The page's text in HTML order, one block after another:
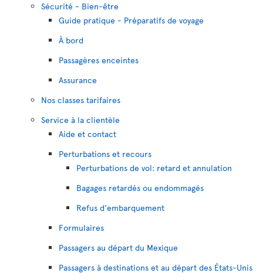
Sécurité - Bien-être
Guide pratique - Préparatifs de voyage
À bord
Passagères enceintes
Assurance
Nos classes tarifaires
Service à la clientèle
Aide et contact
Perturbations et recours
Perturbations de vol: retard et annulation
Bagages retardés ou endommagés
Refus d'embarquement
Formulaires
Passagers au départ du Mexique
Passagers à destinations et au départ des États-Unis